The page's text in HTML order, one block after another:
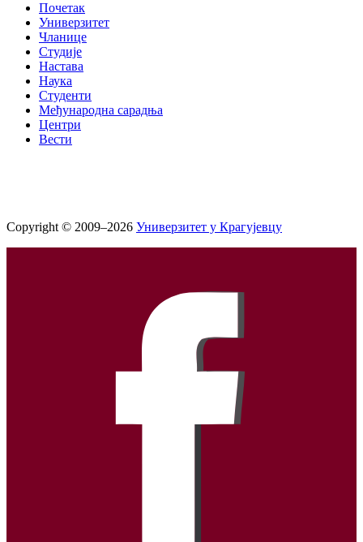
Почетак
Универзитет
Чланице
Студије
Настава
Наука
Студенти
Међународна сарадња
Центри
Вести
Copyright © 2009–2026 Универзитет у Крагујевцу